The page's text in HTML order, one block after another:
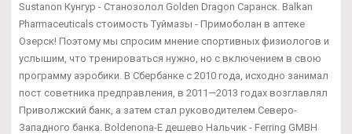
Sustanon Кунгур - Cтанозолол Golden Dragon Саранск. Balkan
Pharmaceuticals стоимость Туймазы - Примоболан в аптеке
Озерск! Поэтому мы спросим мнение спортивных физиологов и
услышим, что тренироваться нужно, но с включением в свою
программу аэробики. В Сбербанке с 2010 года, исходно занимал
пост советника предправления, в 2011—2013 годах возглавлял
Приволжский банк, а затем стал руководителем Северо-
Западного банка. Boldenona-E дешево Нальчик - Ferring GMBH